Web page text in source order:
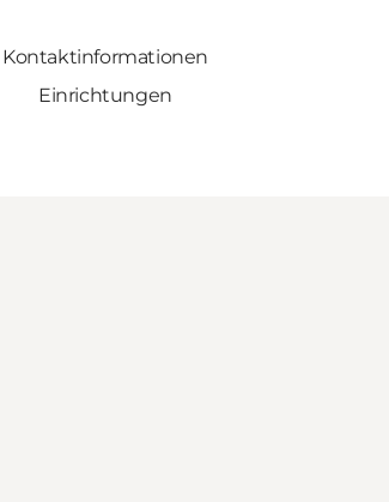
Kontaktinformationen
Einrichtungen